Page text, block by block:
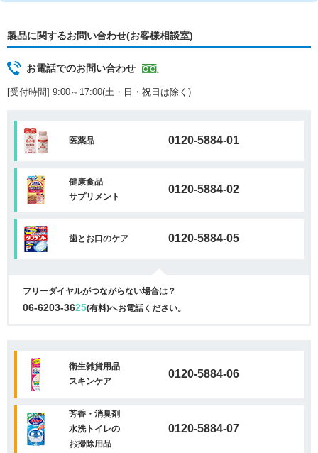
製品に関するお問い合わせ(お客様相談室)
お電話でのお問い合わせ
[受付時間] 9:00～17:00(土・日・祝日は除く)
医薬品 0120-5884-01
健康食品
サプリメント
0120-5884-02
歯とお口のケア 0120-5884-05
フリーダイヤルがつながらない場合は？
06-6203-3625(有料)へお電話ください。
衛生雑貨用品
スキンケア
0120-5884-06
芳香・消臭剤
水洗トイレの
お掃除用品
0120-5884-07